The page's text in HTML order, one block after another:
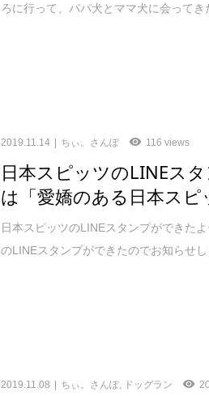
ろに行って、パパ犬とママ犬に会って
2019.11.14 ちぃ。さんぽ 116 views
日本スピッツのLINEス
は「愛嬌のある日本スピ
日本スピッツのLINEスタンプができた
のLINEスタンプができたのでお知らせし
2019.11.08 ちぃ。さんぽ, ドッグラン